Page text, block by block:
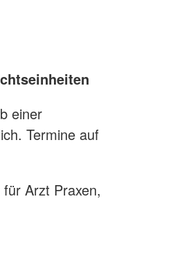
einer
Termine auf
Arzt Praxen,